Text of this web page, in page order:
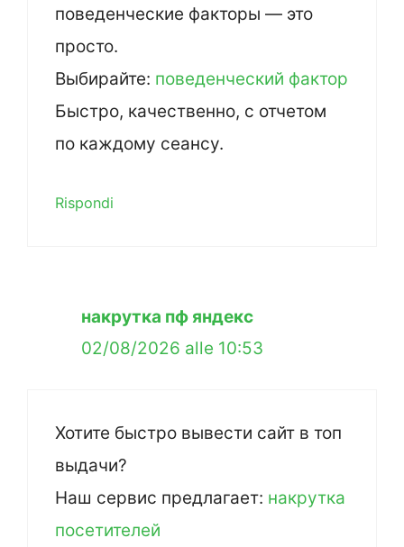
поведенческие факторы — это
просто.
Выбирайте: поведенческий фактор
Быстро, качественно, с отчетом
по каждому сеансу.
Rispondi
накрутка пф яндекс
02/08/2026 alle 10:53
Хотите быстро вывести сайт в топ
выдачи?
Наш сервис предлагает: накрутка
посетителей